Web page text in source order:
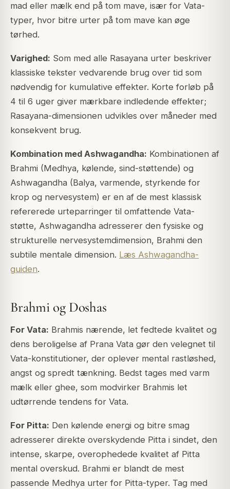
mad eller mælk end på tom mave, især for Vata-
typer, hvor bitre urter på tom mave kan øge
tørhed.
Varighed: Som med alle Rasayana urter beskriver
klassiske tekster vedvarende brug over tid som
nødvendig for kumulative effekter. Korte forløb på
4 til 6 uger giver mærkbare indledende effekter;
Rasayana-dimensionen udvikles over måneder med
konsekvent brug.
Kombination med Ashwagandha: Kombinationen af
Brahmi (Medhya, kølende, sind-støttende) og
Ashwagandha (Balya, varmende, styrkende for
krop og nervesystem) er en af de mest klassisk
refererede urteparringer til omfattende Vata-
støtte, Ashwagandha adresserer den fysiske og
strukturelle nervesystemdimension, Brahmi den
subtile mentale dimension. Læs Ashwagandha-
guiden.
Brahmi og Doshas
For Vata: Brahmis nærende, let fedtede kvalitet og
dens beroligelse af Prana Vata gør den velegnet til
Vata-konstitutioner, der oplever mental rastløshed,
angst og spredt tænkning. Bedst tages med varm
mælk eller ghee, som modvirker Brahmis let
udtørrende tendens for Vata.
For Pitta: Den kølende energi og bitre smag
adresserer direkte overskydende Pitta i sindet, den
intense, skarpe, overophedede kvalitet af Pitta
mental overskud. Brahmi er blandt de mest
passende Medhya urter for Pitta-typer. Tag med